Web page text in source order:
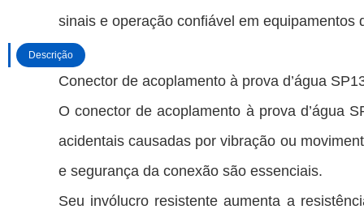
Descrição
sinais e operação confiável em
Conector de acoplamento à prova d’água
O conector de acoplamento à prova d’água
acidentais causadas por vibração ou
e segurança da conexão são essenciais.
Seu invólucro resistente aumenta a